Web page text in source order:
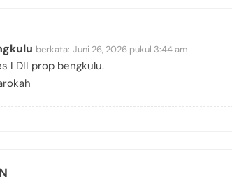
berkata: Juni 26, 2026 pukul 3:44 am
LDII prop bengkulu.